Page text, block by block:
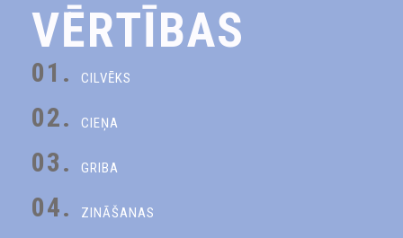
VĒRTĪBAS
01. CILVĒKS
02. CIEŅA
03. GRIBA
04. ZINĀŠANAS